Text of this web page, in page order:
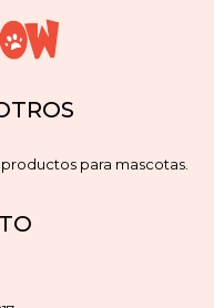
para mascotas.